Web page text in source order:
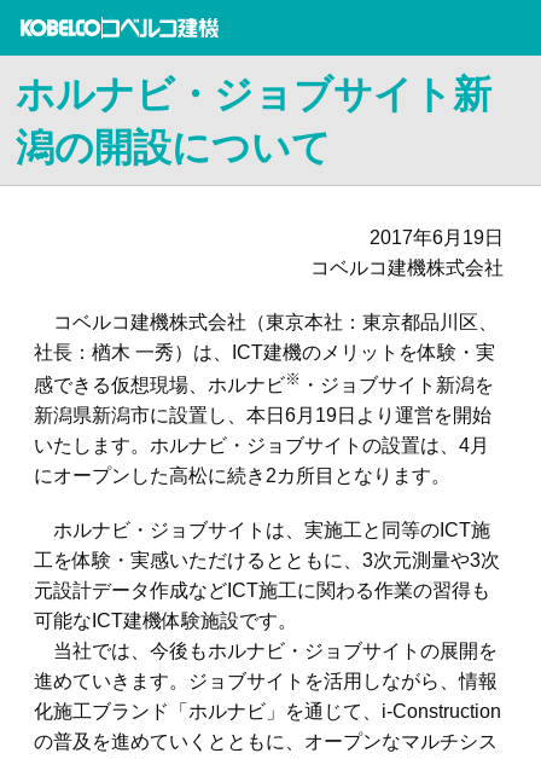
ホルナビ・ジョブサイト新
潟の開設について
2017年6月19日
コベルコ建機株式会社
コベルコ建機株式会社（東京本社：東京都品川区、
社長： 楢木 一秀）は、ICT建機のメリットを体験・実
感できる仮想現場、ホルナビ※ ・ジョブサイト新潟を
新潟県新潟市に設置し、本日6月19日より運営を開始
いたします。ホルナビ・ジョブサイトの設置は、4月
にオープンした高松に続き2カ所目となります。
ホルナビ・ジョブサイトは、実施工と同等のICT施
工を体験・実感いただけるとともに、3次元測量や3次
元設計データ作成などICT施工に関わる作業の習得も
可能なICT建機体験施設です。
当社では、今後もホルナビ・ジョブサイトの展開を
進めていきます。ジョブサイトを活用しながら、情報
化施工ブランド「ホルナビ」を通じて、i-Construction
の普及を進めていくとともに、オープンなマルチシス